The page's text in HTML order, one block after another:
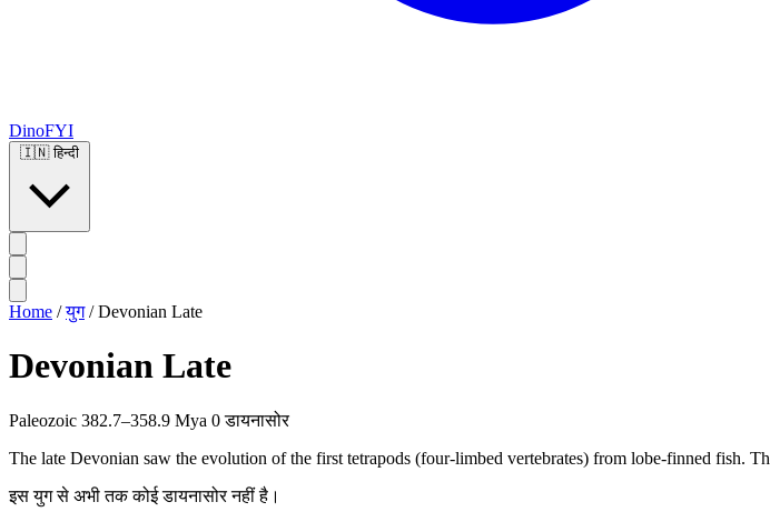
DinoFYI
🇮🇳 हिन्दी
Home / युग / Devonian Late
Devonian Late
Paleozoic 382.7–358.9 Mya 0 डायनासोर
The late Devonian saw the evolution of the first tetrapods (four-limbed vertebrates) from lobe-finned fish.
इस युग से अभी तक कोई डायनासोर नहीं है।